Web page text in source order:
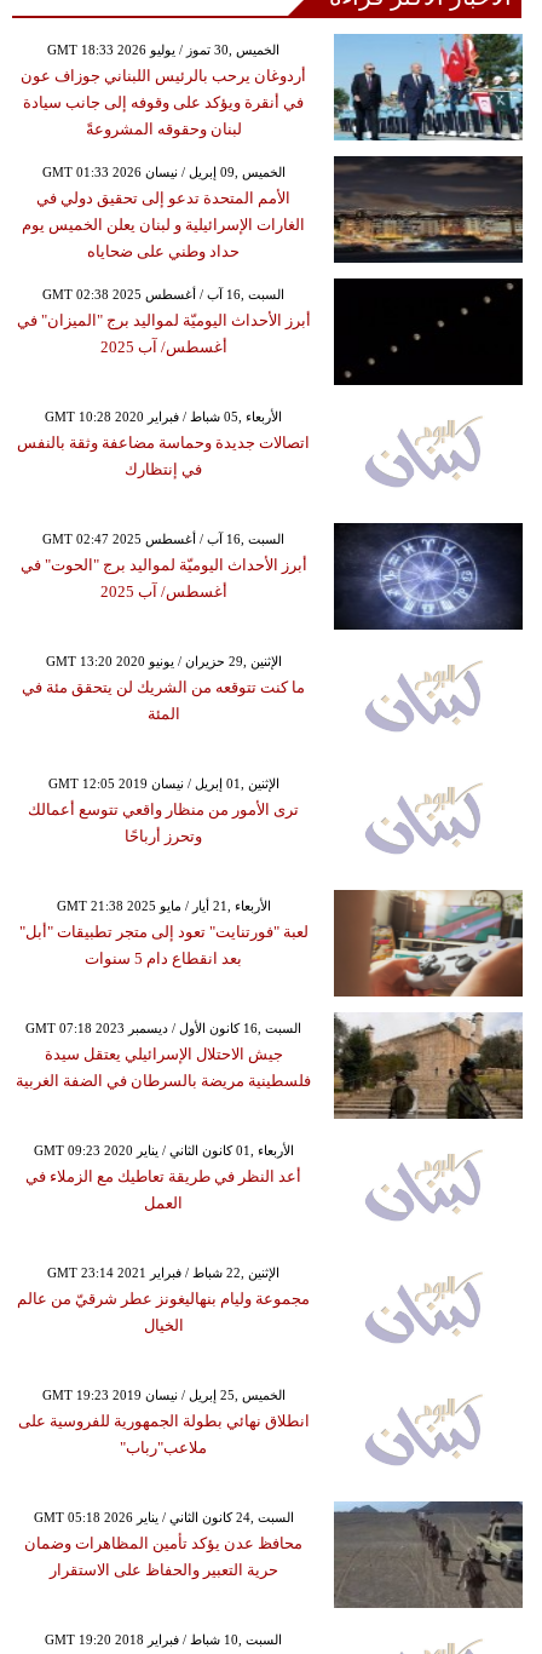
GMT 18:33 2026 الخميس ,30 تموز / يوليو
أردوغان يرحب بالرئيس اللبناني جوزاف عون
في أنقرة ويؤكد على وقوفه إلى جانب سيادة
لبنان وحقوقه المشروعةً
GMT 01:33 2026 الخميس ,09 إبريل / نيسان
الأمم المتحدة تدعو إلى تحقيق دولي في
الغارات الإسرائيلية و لبنان يعلن الخميس يوم
حداد وطني على ضحاياه
GMT 02:38 2025 السبت ,16 آب / أغسطس
أبرز الأحداث اليوميّة لمواليد برج "الميزان" في
أغسطس/ آب 2025
GMT 10:28 2020 الأربعاء ,05 شباط / فبراير
اتصالات جديدة وحماسة مضاعفة وثقة بالنفس
في إنتظارك
GMT 02:47 2025 السبت ,16 آب / أغسطس
أبرز الأحداث اليوميّة لمواليد برج "الحوت" في
أغسطس/ آب 2025
GMT 13:20 2020 الإثنين ,29 حزيران / يونيو
ما كنت تتوقعه من الشريك لن يتحقق مئة في
المئة
GMT 12:05 2019 الإثنين ,01 إبريل / نيسان
ترى الأمور من منظار واقعي تتوسع أعمالك
وتحرز أرباحًا
GMT 21:38 2025 الأربعاء ,21 أيار / مايو
لعبة "فورتنايت" تعود إلى متجر تطبيقات "أبل"
بعد انقطاع دام 5 سنوات
GMT 07:18 2023 السبت ,16 كانون الأول / ديسمبر
جيش الاحتلال الإسرائيلي يعتقل سيدة
فلسطينية مريضة بالسرطان في الضفة الغربية
GMT 09:23 2020 الأربعاء ,01 كانون الثاني / يناير
أعد النظر في طريقة تعاطيك مع الزملاء في
العمل
GMT 23:14 2021 الإثنين ,22 شباط / فبراير
مجموعة وليام بنهاليغونز عطر شرقيّ من عالم
الخيال
GMT 19:23 2019 الخميس ,25 إبريل / نيسان
انطلاق نهائي بطولة الجمهورية للفروسية على
ملاعب"رباب"
GMT 05:18 2026 السبت ,24 كانون الثاني / يناير
محافظ عدن يؤكد تأمين المظاهرات وضمان
حرية التعبير والحفاظ على الاستقرار
GMT 19:20 2018 السبت ,10 شباط / فبراير